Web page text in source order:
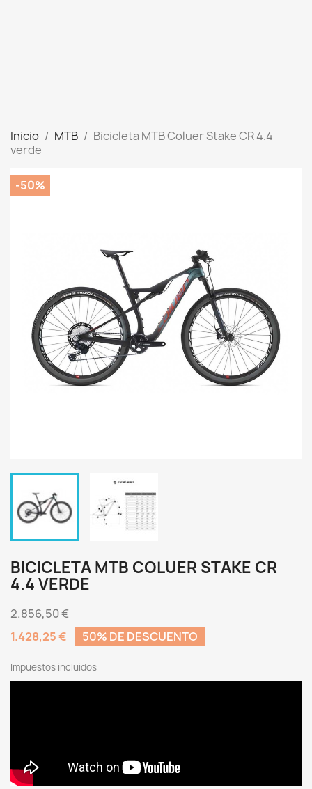
Inicio MTB
Bicicleta MTB Coluer Stake CR 4.4
verde
-50%
BICICLETA MTB COLUER STAKE CR
4.4 VERDE
2.856,50 €
1.428,25 €
50% DE DESCUENTO
Impuestos incluidos